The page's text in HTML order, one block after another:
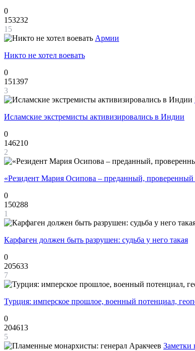
0
153232
15
Армии
Никто не хотел воевать
0
151397
3
Исламские экстремисты активизировались в Индии
0
146210
2
«Резидент Мария Осипова – преданный, проверенный
0
150288
1
Карфаген должен быть разрушен: судьба у него такая
0
205633
7
Турция: имперское прошлое, военный потенциал,
0
204613
5
Заметки